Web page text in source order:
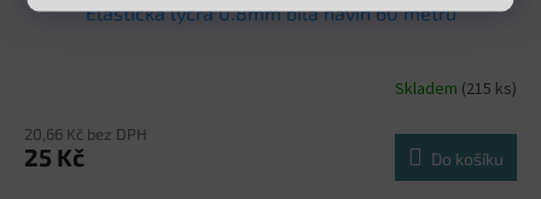
Elastická lycra 0.8mm bílá návin 60 metrů
Skladem (215 ks)
20,66 Kč bez DPH
25 Kč Do košíku